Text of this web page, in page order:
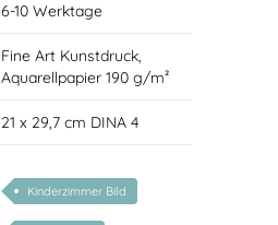
6-10 Werktage
Fine Art Kunstdruck,
Aquarellpapier 190 g/m²
21 x 29,7 cm DINA 4
Kinderzimmer Bild